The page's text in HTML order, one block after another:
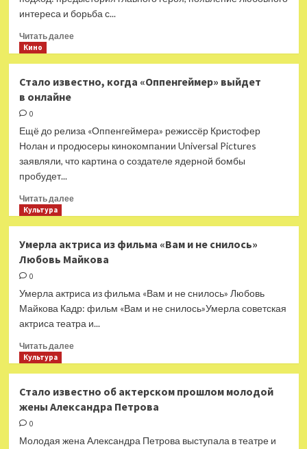
и животных
интереса и борьба с...
Читать далееПрочитать
которые
Кино
Стало известно, когда «Оппенгеймер» выйдет
в онлайне
0
Ещё до релиза «Оппенгеймера» режиссёр Кристофер
Нолан и продюсеры кинокомпании Universal Pictures
заявляли, что картина о создателе ядерной бомбы
пробудет...
Читать далееПрочитать
известно,
когда
в онлайне
Культура
Умерла актриса из фильма «Вам и не снилось»
Любовь Майкова
0
Умерла актриса из фильма «Вам и не снилось» Любовь
Майкова Кадр: фильм «Вам и не снилось»Умерла советская
актриса театра и...
Читать далееПрочитать
актриса
из
«Вам
Культура
Стало известно об актерском прошлом молодой
жены Александра Петрова
0
Молодая жена Александра Петрова выступала в театре и